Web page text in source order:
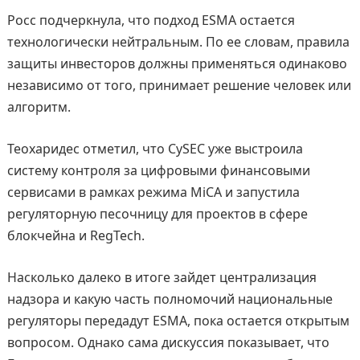
Росс подчеркнула, что подход ESMA остается
технологически нейтральным. По ее словам, правила
защиты инвесторов должны применяться одинаково
независимо от того, принимает решение человек или
алгоритм.
Теохаридес отметил, что CySEC уже выстроила
систему контроля за цифровыми финансовыми
сервисами в рамках режима MiCA и запустила
регуляторную песочницу для проектов в сфере
блокчейна и RegTech.
Насколько далеко в итоге зайдет централизация
надзора и какую часть полномочий национальные
регуляторы передадут ESMA, пока остается открытым
вопросом. Однако сама дискуссия показывает, что